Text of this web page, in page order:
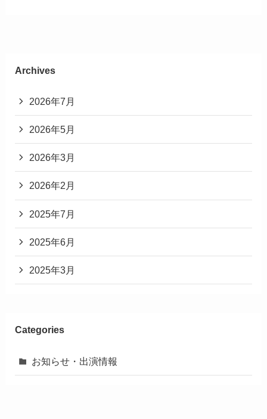
Archives
2026年7月
2026年5月
2026年3月
2026年2月
2025年7月
2025年6月
2025年3月
Categories
お知らせ・出演情報